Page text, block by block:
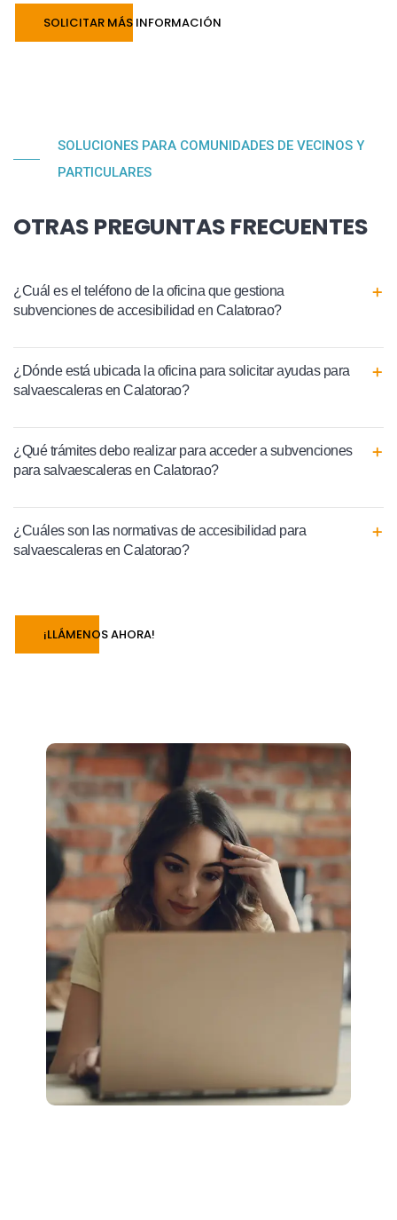
SOLICITAR MÁS INFORMACIÓN
SOLUCIONES PARA COMUNIDADES DE VECINOS Y
PARTICULARES
OTRAS PREGUNTAS FRECUENTES
¿Cuál es el teléfono de la oficina que gestiona
subvenciones de accesibilidad en Calatorao?
¿Dónde está ubicada la oficina para solicitar ayudas para
salvaescaleras en Calatorao?
¿Qué trámites debo realizar para acceder a subvenciones
para salvaescaleras en Calatorao?
¿Cuáles son las normativas de accesibilidad para
salvaescaleras en Calatorao?
¡LLÁMENOS AHORA!